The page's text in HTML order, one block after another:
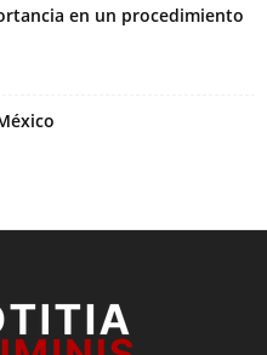
en un procedimiento